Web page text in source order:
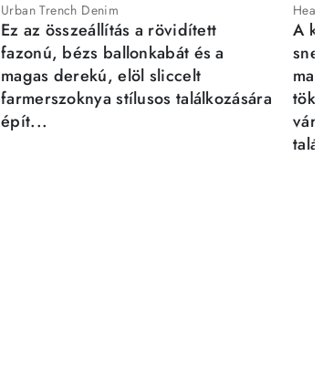
Urban Trench Denim
Ez az összeállítás a rövidített
fazonú, bézs ballonkabát és a
magas derekú, elöl sliccelt
farmerszoknya stílusos találkozására
épít...
A